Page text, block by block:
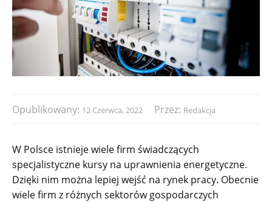
Opublikowany: 12 Czerwca, 2022 Przez: Redakcja
W Polsce istnieje wiele firm świadczących
specjalistyczne kursy na uprawnienia energetyczne.
Dzięki nim można lepiej wejść na rynek pracy. Obecnie
wiele firm z różnych sektorów gospodarczych